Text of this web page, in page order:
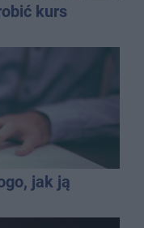
kurs
jak ją